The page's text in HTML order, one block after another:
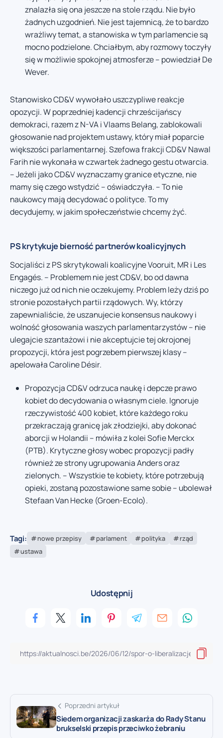
znalazła się ona jeszcze na stole rządu. Nie było
żadnych uzgodnień. Nie jest tajemnicą, że to bardzo
wrażliwy temat, a stanowiska w tym parlamencie są
mocno podzielone. Chciałbym, aby rozmowy toczyły
się w możliwie spokojnej atmosferze – powiedział De
Wever.
Stanowisko CD&V wywołało uszczypliwe reakcje
opozycji. W poprzedniej kadencji chrześcijańscy
demokraci, razem z N-VA i Vlaams Belang, zablokowali
głosowanie nad projektem ustawy, który miał poparcie
większości parlamentarnej. Szefowa frakcji CD&V Nawal
Farih nie wykonała w czwartek żadnego gestu otwarcia.
– Jeżeli jako CD&V wyznaczamy granice etyczne, nie
mamy się czego wstydzić – oświadczyła. – To nie
naukowcy mają decydować o polityce. To my
decydujemy, w jakim społeczeństwie chcemy żyć.
PS krytykuje bierność partnerów koalicyjnych
Socjaliści z PS skrytykowali koalicyjne Vooruit, MR i Les
Engagés. – Problemem nie jest CD&V, bo od dawna
niczego już od nich nie oczekujemy. Problem leży dziś po
stronie pozostałych partii rządowych. Wy, którzy
zapewnialiście, że uszanujecie konsensus naukowy i
wolność głosowania waszych parlamentarzystów – nie
ulegajcie szantażowi i nie akceptujcie tej okrojonej
propozycji, która jest pogrzebem pierwszej klasy –
apelowała Caroline Désir.
Propozycja CD&V odrzuca naukę i depcze prawo
kobiet do decydowania o własnym ciele. Ignoruje
rzeczywistość 400 kobiet, które każdego roku
przekraczają granicę jak złodziejki, aby dokonać
aborcji w Holandii – mówiła z kolei Sofie Merckx
(PTB). Krytyczne głosy wobec propozycji padły
również ze strony ugrupowania Anders oraz
zielonych. – Wszystkie te kobiety, które potrzebują
opieki, zostaną pozostawione same sobie – ubolewał
Stefaan Van Hecke (Groen-Ecolo).
Tagi: nowe przepisy parlament polityka
rząd
ustawa
Udostępnij
Poprzedni artykuł
Siedem organizacji zaskarża do Rady Stanu
brukselski przepis przeciwko żebraniu